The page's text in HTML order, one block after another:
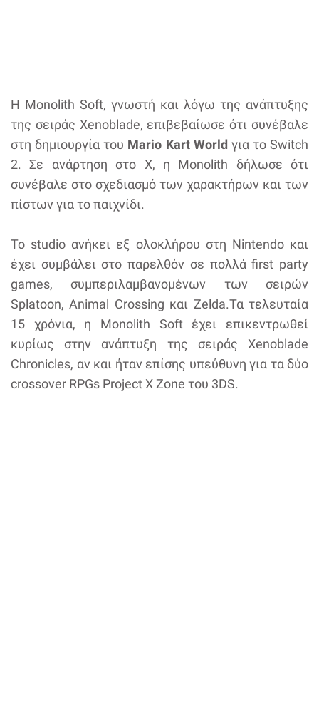
Η Monolith Soft, γνωστή και λόγω της ανάπτυξης
της σειράς Xenoblade, επιβεβαίωσε ότι συνέβαλε
στη δημιουργία του Mario Kart World για το Switch
2. Σε ανάρτηση στο X, η Monolith δήλωσε ότι
συνέβαλε στο σχεδιασμό των χαρακτήρων και των
πίστων για το παιχνίδι.
Το studio ανήκει εξ ολοκλήρου στη Nintendo και
έχει συμβάλει στο παρελθόν σε πολλά first party
games, συμπεριλαμβανομένων των σειρών
Splatoon, Animal Crossing και Zelda.Τα τελευταία
15 χρόνια, η Monolith Soft έχει επικεντρωθεί
κυρίως στην ανάπτυξη της σειράς Xenoblade
Chronicles, αν και ήταν επίσης υπεύθυνη για τα δύο
crossover RPGs Project X Zone του 3DS.